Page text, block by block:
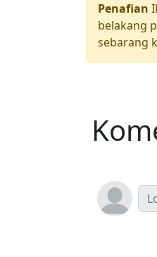
Penafian
belakang
sebarang